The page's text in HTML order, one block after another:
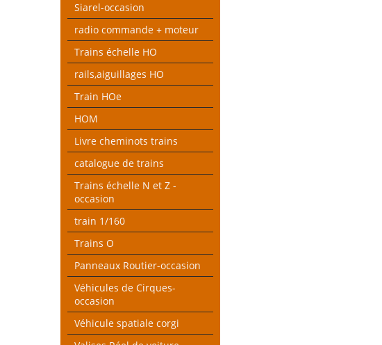
Siarel-occasion
radio commande + moteur
Trains échelle HO
rails,aiguillages HO
Train HOe
HOM
Livre cheminots trains
catalogue de trains
Trains échelle N et Z -
occasion
train 1/160
Trains O
Panneaux Routier-occasion
Véhicules de Cirques-
occasion
Véhicule spatiale corgi